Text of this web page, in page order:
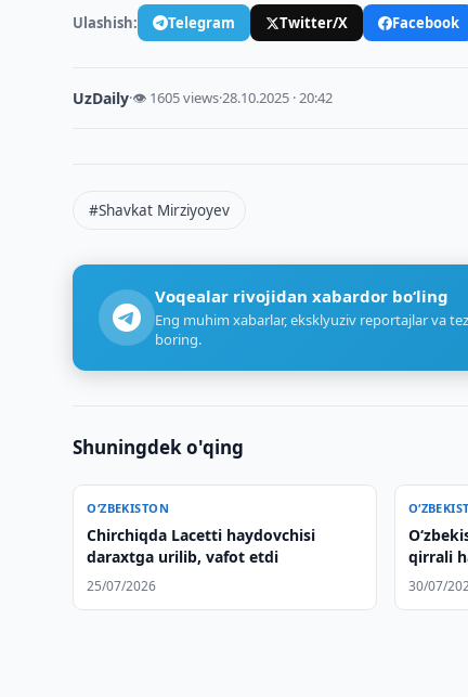
Ulashish: Telegram Twitter/X Facebook
UzDaily·👁 1605 views·28.10.2025 · 20:42
#Shavkat Mirziyoyev
Voqealar rivojidan xabardor bo‘ling
Eng muhim xabarlar, eksklyuziv reportajlar va
boring.
Shuningdek o'qing
O‘ZBEKISTON
Chirchiqda Lacetti haydovchisi
daraxtga urilib, vafot etdi
25/07/2026
qirrali
30/07/